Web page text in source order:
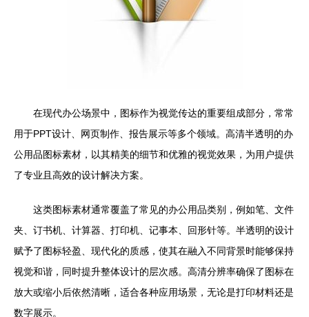
在现代办公场景中，图标作为视觉传达的重要组成部分，常常
用于PPT设计、网页制作、报告展示等多个领域。高清半透明的办
公用品图标素材，以其精美的细节和优雅的视觉效果，为用户提供
了专业且高效的设计解决方案。
这类图标素材通常覆盖了常见的办公用品类别，例如笔、文件
夹、订书机、计算器、打印机、记事本、回形针等。半透明的设计
赋予了图标轻盈、现代化的质感，使其在融入不同背景时能够保持
视觉和谐，同时提升整体设计的层次感。高清分辨率确保了图标在
放大或缩小后依然清晰，适合各种应用场景，无论是打印材料还是
数字展示。